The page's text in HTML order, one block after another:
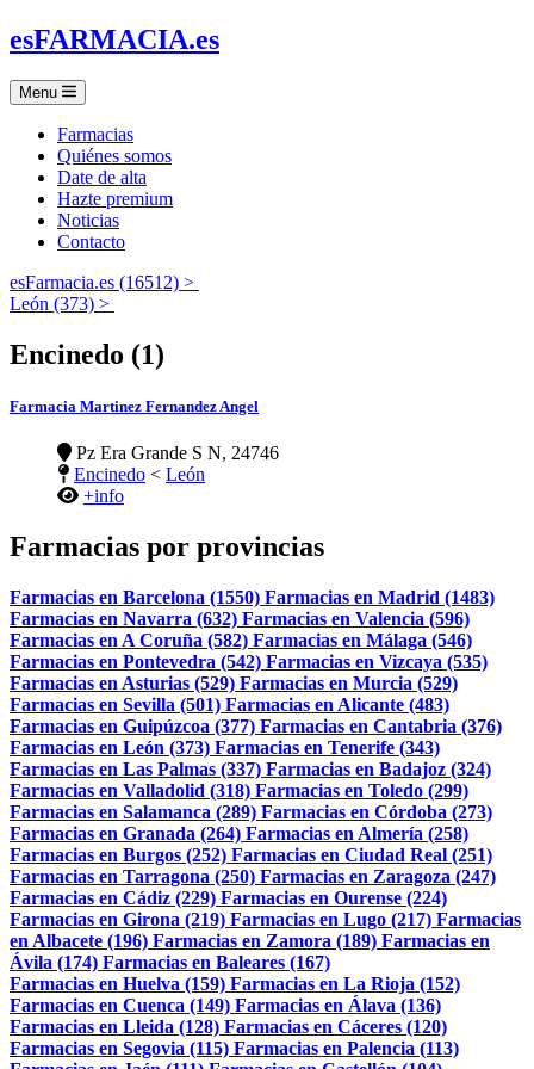
esFARMACIA.es
Menu
Farmacias
Quiénes somos
Date de alta
Hazte premium
Noticias
Contacto
esFarmacia.es (16512) >
León (373) >
Encinedo (1)
Farmacia Martinez Fernandez Angel
Pz Era Grande S N, 24746
Encinedo < León
+info
Farmacias por provincias
Farmacias en Barcelona (1550) Farmacias en Madrid (1483)
Farmacias en Navarra (632) Farmacias en Valencia (596)
Farmacias en A Coruña (582) Farmacias en Málaga (546)
Farmacias en Pontevedra (542) Farmacias en Vizcaya (535)
Farmacias en Asturias (529) Farmacias en Murcia (529)
Farmacias en Sevilla (501) Farmacias en Alicante (483)
Farmacias en Guipúzcoa (377) Farmacias en Cantabria (376)
Farmacias en León (373) Farmacias en Tenerife (343)
Farmacias en Las Palmas (337) Farmacias en Badajoz (324)
Farmacias en Valladolid (318) Farmacias en Toledo (299)
Farmacias en Salamanca (289) Farmacias en Córdoba (273)
Farmacias en Granada (264) Farmacias en Almería (258)
Farmacias en Burgos (252) Farmacias en Ciudad Real (251)
Farmacias en Tarragona (250) Farmacias en Zaragoza (247)
Farmacias en Cádiz (229) Farmacias en Ourense (224)
Farmacias en Girona (219) Farmacias en Lugo (217) Farmacias
en Albacete (196) Farmacias en Zamora (189) Farmacias en
Ávila (174) Farmacias en Baleares (167)
Farmacias en Huelva (159) Farmacias en La Rioja (152)
Farmacias en Cuenca (149) Farmacias en Álava (136)
Farmacias en Lleida (128) Farmacias en Cáceres (120)
Farmacias en Segovia (115) Farmacias en Palencia (113)